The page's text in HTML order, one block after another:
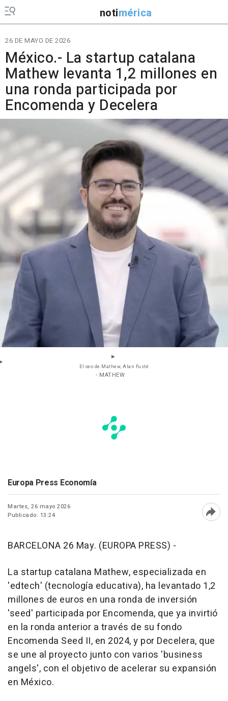
notimérica
26 DE MAYO DE 2026
México.- La startup catalana
Mathew levanta 1,2 millones en
una ronda participada por
Encomenda y Decelera
El ceo de Mathew, Alan Fusté
- MATHEW
Europa Press Economía
Martes, 26 mayo 2026
Publicado: 13:24
BARCELONA 26 May. (EUROPA PRESS) -
La startup catalana Mathew, especializada en
'edtech' (tecnología educativa), ha levantado 1,2
millones de euros en una ronda de inversión
'seed' participada por Encomenda, que ya invirtió
en la ronda anterior a través de su fondo
Encomenda Seed II, en 2024, y por Decelera, que
se une al proyecto junto con varios 'business
angels', con el objetivo de acelerar su expansión
en México.